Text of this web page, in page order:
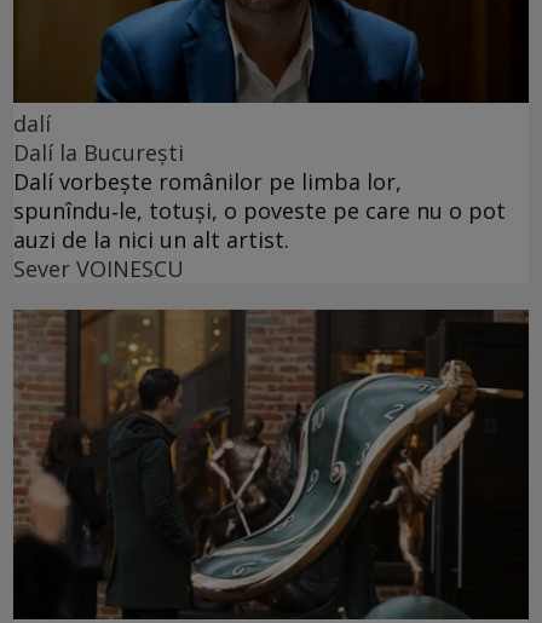
dalí
Dalí la București
Dalí vorbește românilor pe limba lor,
spunîndu‑le, totuși, o poveste pe care nu o pot
auzi de la nici un alt artist.
Sever VOINESCU